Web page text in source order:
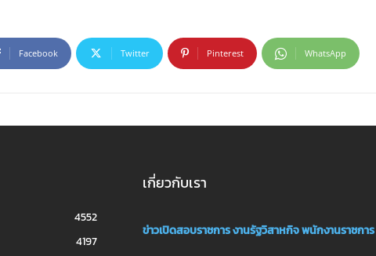
Facebook Twitter Pinterest WhatsApp
4552
4197
เกี่ยวกับเรา
ข่าวเปิดสอบราชการงานรัฐวิสาหกิจพนักงานราชการ